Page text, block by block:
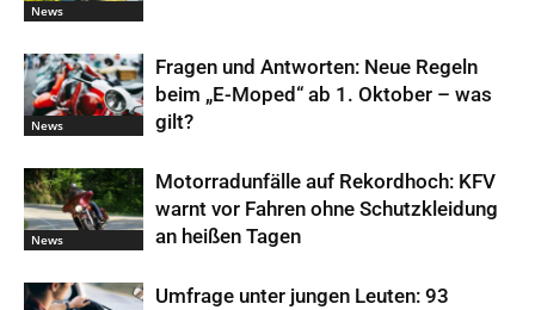
News
News
Fragen und Antworten: Neue Regeln
beim „E-Moped“ ab 1. Oktober – was
gilt?
News
Motorradunfälle auf Rekordhoch: KFV
warnt vor Fahren ohne Schutzkleidung
an heißen Tagen
Umfrage unter jungen Leuten: 93